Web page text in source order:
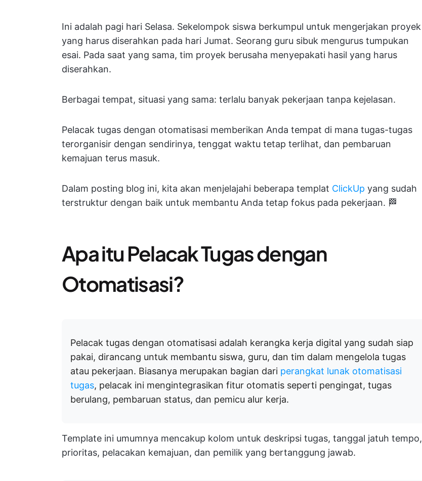
Ini adalah pagi hari Selasa. Sekelompok siswa berkumpul untuk mengerjakan proyek
yang harus diserahkan pada hari Jumat. Seorang guru sibuk mengurus tumpukan
esai. Pada saat yang sama, tim proyek berusaha menyepakati hasil yang harus
diserahkan.
Berbagai tempat, situasi yang sama: terlalu banyak pekerjaan tanpa kejelasan.
Pelacak tugas dengan otomatisasi memberikan Anda tempat di mana tugas-tugas
terorganisir dengan sendirinya, tenggat waktu tetap terlihat, dan pembaruan
kemajuan terus masuk.
Dalam posting blog ini, kita akan menjelajahi beberapa templat ClickUp yang sudah
terstruktur dengan baik untuk membantu Anda tetap fokus pada pekerjaan. 🏁
Apa itu Pelacak Tugas dengan
Otomatisasi?
Pelacak tugas dengan otomatisasi adalah kerangka kerja digital yang sudah siap
pakai, dirancang untuk membantu siswa, guru, dan tim dalam mengelola tugas
atau pekerjaan. Biasanya merupakan bagian dari perangkat lunak otomatisasi
tugas, pelacak ini mengintegrasikan fitur otomatis seperti pengingat, tugas
berulang, pembaruan status, dan pemicu alur kerja.
Template ini umumnya mencakup kolom untuk deskripsi tugas, tanggal jatuh tempo,
prioritas, pelacakan kemajuan, dan pemilik yang bertanggung jawab.